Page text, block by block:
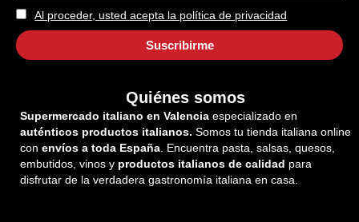
Al proceder, usted acepta la política de privacidad
Quiénes somos
Supermercado italiano en Valencia especializado en
auténticos productos italianos. Somos tu tienda italiana online
con envíos a toda España . Encuentra pasta, salsas, quesos,
embutidos, vinos y productos italianos de calidad para
disfrutar de la verdadera gastronomía italiana en casa.